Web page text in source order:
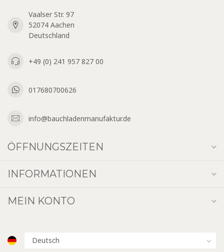
Vaalser Str. 97
52074 Aachen
Deutschland
+49 (0) 241 957 827 00
017680700626
info@bauchladenmanufaktur.de
ÖFFNUNGSZEITEN
INFORMATIONEN
MEIN KONTO